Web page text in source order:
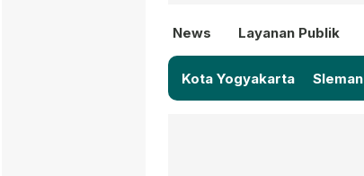
News Layanan Publik
Kota Yogyakarta Sleman